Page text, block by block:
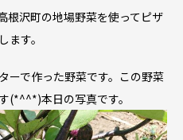
根沢町の地場野菜を使ってピザ
す。
ーで作った野菜です。この野菜
(*^^*)本日の写真です。